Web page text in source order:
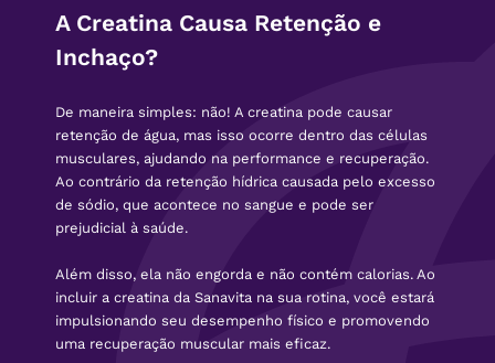
A Creatina Causa Retenção e
Inchaço?
De maneira simples: não! A creatina pode causar
retenção de água, mas isso ocorre dentro das células
musculares, ajudando na performance e recuperação.
Ao contrário da retenção hídrica causada pelo excesso
de sódio, que acontece no sangue e pode ser
prejudicial à saúde.
Além disso, ela não engorda e não contém calorias. Ao
incluir a creatina da Sanavita na sua rotina, você estará
impulsionando seu desempenho físico e promovendo
uma recuperação muscular mais eficaz.